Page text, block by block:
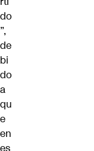
do
”,
de
bi
do
a
qu
e
en
es